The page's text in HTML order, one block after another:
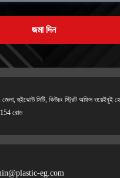
জমা দিন
জেলা, হুইঝোউ সিটি, কিউচং স্ট্রিট অফিস ওয়েইবুই
154 রোড
eg.com